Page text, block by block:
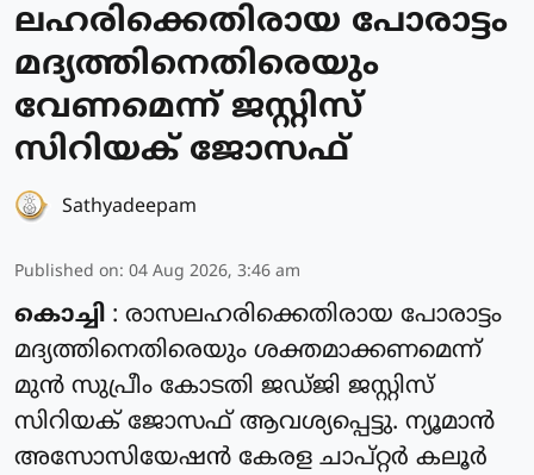
ലഹരിക്കെതിരായ പോരാട്ടം
മദ്യത്തിനെതിരെയും
വേണമെന്ന് ജസ്റ്റിസ്
സിറിയക് ജോസഫ്
Sathyadeepam
Published on: 04 Aug 2026, 3:46 am
കൊച്ചി : രാസലഹരിക്കെതിരായ പോരാട്ടം
മദ്യത്തിനെതിരെയും ശക്തമാക്കണമെന്ന്
മുൻ സുപ്രീം കോടതി ജഡ്ജി ജസ്റ്റിസ്
സിറിയക് ജോസഫ് ആവശ്യപ്പെട്ടു. ന്യൂമാൻ
അസോസിയേഷൻ കേരള ചാപ്റ്റർ കലൂർ